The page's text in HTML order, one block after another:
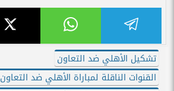
تشكيل الأهلي ضد التعاون
القنوات الناقلة لمباراة الأهلي ضد التعاون